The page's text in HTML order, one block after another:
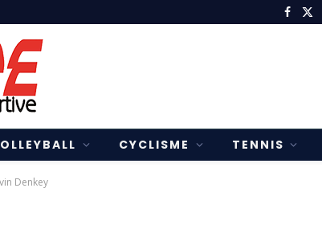
X
CYCLISME TENNIS
Denkey